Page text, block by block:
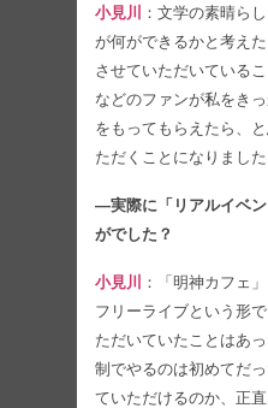
小見川
：文学の素晴ら
が何ができるかと考え
させていただいている
などのファンが私をき
をもってもらえたら、
ただくことになりました
―実際に「リアルイベ
がでした？
小見川
：「明神カフェ
フリーライブという形
ただいていたことはあ
制でやるのは初めてだ
ていただけるのか、正